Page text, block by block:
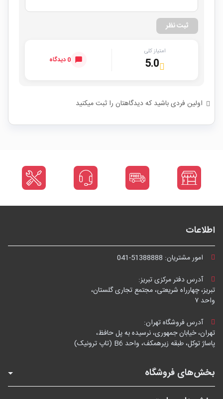
ثبت نظر
امتیاز کلی
5.0 0 دیدگاه
اولین فردی باشید که دیدگاهتان را ثبت میکنید
اطلاعات
امور مشتریان: 041-51388888
آدرس دفتر مرکزی تبریز:
تبریز، چهارراه شریعتی، مجتمع تجاری گلستان،
واحد ۷
آدرس فروشگاه تهران:
تهران، خیابان جمهوری، نرسیده به پل حافظ،
پاساژ توکل، طبقه زیرهمکف، واحد B6 (تاپ ترونیک)
بخش‌های فروشگاه